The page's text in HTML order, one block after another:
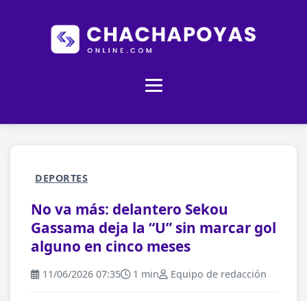
DEPORTES
No va más: delantero Sekou
Gassama deja la “U” sin marcar gol
alguno en cinco meses
11/06/2026 07:35 1 min Equipo de redacción